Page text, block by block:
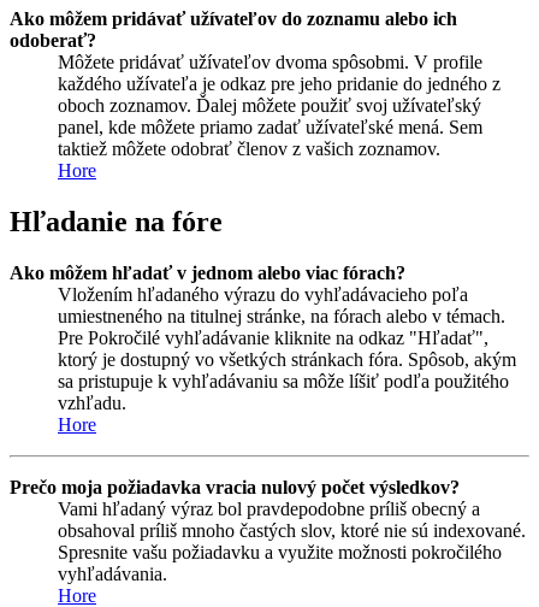
Ako môžem pridávať užívateľov do zoznamu alebo ich
odoberať?
Môžete pridávať užívateľov dvoma spôsobmi. V profile
každého užívateľa je odkaz pre jeho pridanie do jedného z
oboch zoznamov. Ďalej môžete použiť svoj užívateľský
panel, kde môžete priamo zadať užívateľské mená. Sem
taktiež môžete odobrať členov z vašich zoznamov.
Hore
Hľadanie na fóre
Ako môžem hľadať v jednom alebo viac fórach?
Vložením hľadaného výrazu do vyhľadávacieho poľa
umiestneného na titulnej stránke, na fórach alebo v témach.
Pre Pokročilé vyhľadávanie kliknite na odkaz "Hľadať",
ktorý je dostupný vo všetkých stránkach fóra. Spôsob, akým
sa pristupuje k vyhľadávaniu sa môže líšiť podľa použitého
vzhľadu.
Hore
Prečo moja požiadavka vracia nulový počet výsledkov?
Vami hľadaný výraz bol pravdepodobne príliš obecný a
obsahoval príliš mnoho častých slov, ktoré nie sú indexované.
Spresnite vašu požiadavku a využite možnosti pokročilého
vyhľadávania.
Hore